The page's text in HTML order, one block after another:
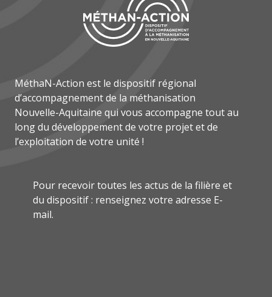
MéthaN-Action est le dispositif régional
d’accompagnement de la méthanisation
Nouvelle-Aquitaine qui vous accompagne tout au
long du développement de votre projet et de
l’exploitation de votre unité !
Pour recevoir toutes les actus de la filière et
du dispositif : renseignez votre adresse E-
mail.